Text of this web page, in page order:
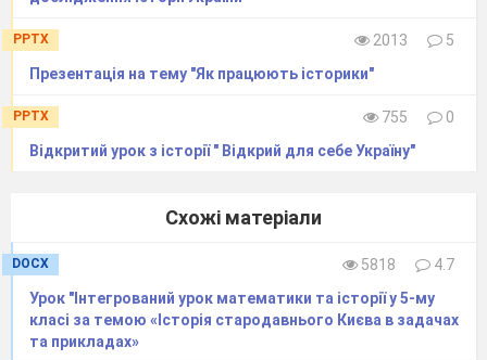
PPTX 2013
5
Презентація на тему "Як працюють історики"
PPTX 755
0
Відкритий урок з історії " Відкрий для себе Україну"
Схожі матеріали
DOCX 5818
4.7
Урок "Інтегрований урок математики та історії у 5-му
класі за темою «Історія стародавнього Києва в задачах
та прикладах»